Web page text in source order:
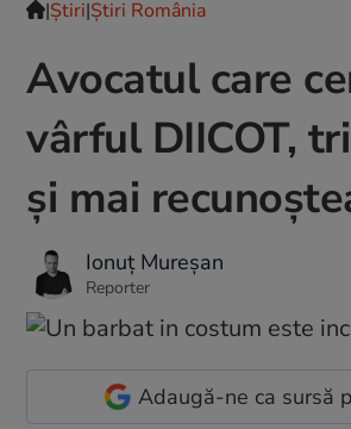
|Ştiri|Știri România
Avocatul care
vârful DIICOT,
și mai
Ionuț Mureșan
Reporter
Adaugă-ne ca sursă